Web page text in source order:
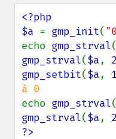
<?php
$a = gmp_init(
echo gmp_strval(
gmp_strval($a, 2
gmp_setbit($a, 1
echo gmp_strval(
gmp_strval($a, 2
?>